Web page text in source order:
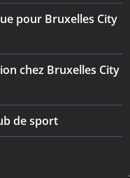
pour Bruxelles City
chez Bruxelles City
de sport